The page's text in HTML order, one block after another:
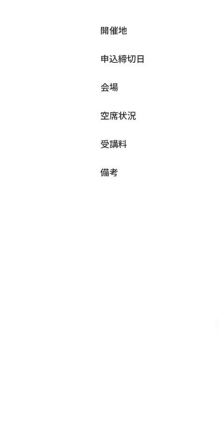
開催地
申込締切日
会場
空席状況
受講料
備考